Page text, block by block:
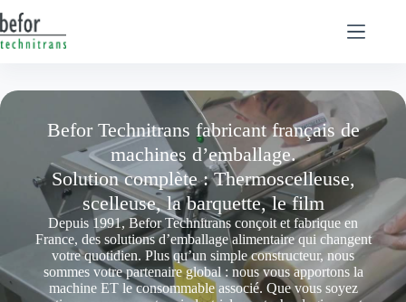
au
contenu
Befor Technitrans fabricant français de
machines d’emballage.
Solution complète : Thermoscelleuse,
scelleuse, la barquette, le film
Depuis 1991, Befor Technitrans conçoit et fabrique en
France, des solutions d’emballage alimentaire qui changent
votre quotidien. Plus qu’un simple constructeur, nous
sommes votre partenaire global : nous vous apportons la
machine ET le consommable associé. Que vous soyez